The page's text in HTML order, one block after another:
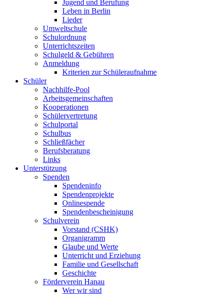
Jugend und Berufung
Leben in Berlin
Lieder
Umweltschule
Schulordnung
Unterrichtszeiten
Schulgeld & Gebühren
Anmeldung
Kriterien zur Schüleraufnahme
Schüler
Nachhilfe-Pool
Arbeitsgemeinschaften
Kooperationen
Schülervertretung
Schulportal
Schulbus
Schließfächer
Berufsberatung
Links
Unterstützung
Spenden
Spendeninfo
Spendenprojekte
Onlinespende
Spendenbescheinigung
Schulverein
Vorstand (CSHK)
Organigramm
Glaube und Werte
Unterricht und Erziehung
Familie und Gesellschaft
Geschichte
Förderverein Hanau
Wer wir sind